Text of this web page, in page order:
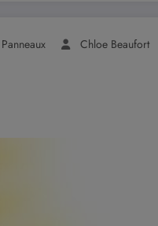
Chloe Beaufort